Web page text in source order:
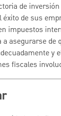
de
de sus
impuestos
asegurarse de
y
fiscales